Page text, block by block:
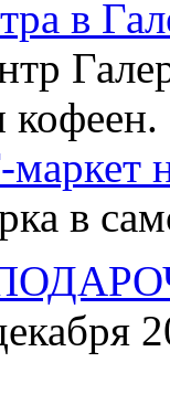
в
кофеен.
в